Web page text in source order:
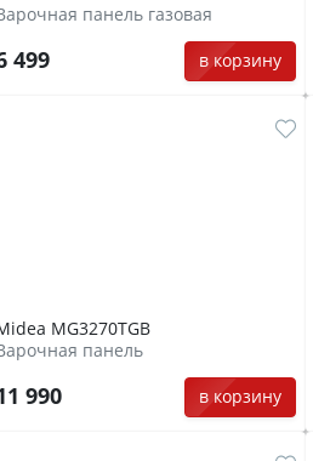
панель газовая
499 в корзину
MG3270TGB
панель
990 в корзину